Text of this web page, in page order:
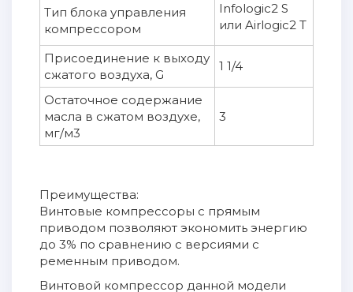
Тип блока управления
компрессором
Infologic2 S
или Airlogic2 T
Присоединение к выходу
сжатого воздуха, G
1 1/4
Остаточное содержание
масла в сжатом воздухе,
мг/м3
3
Преимущества:
Винтовые компрессоры с прямым
приводом позволяют экономить энергию
до 3% по сравнению с версиями с
ременным приводом.
Винтовой компрессор данной модели